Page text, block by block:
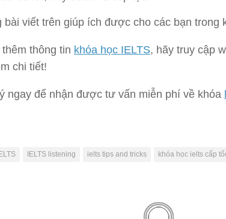
bài viết trên giúp ích được cho các bạn trong
thông tin khóa học IELTS, hãy truy cập
chi tiết!
ngay để nhận được tư vấn miễn phí về khóa
IELTS IELTS listening ielts tips and tricks khóa học ielts cấp